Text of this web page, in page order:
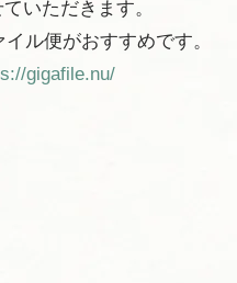
いただきます。
ル便がおすすめです。
gigafile.nu/